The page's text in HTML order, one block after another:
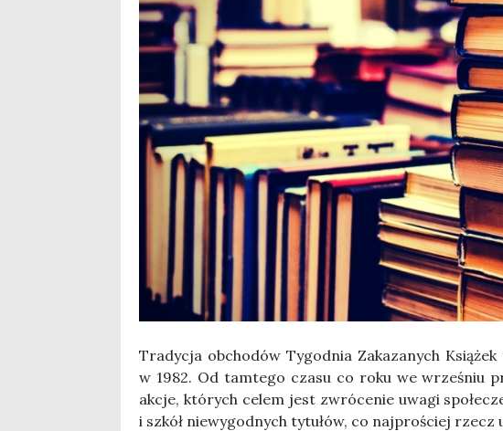
Tra­dy­cja obcho­dów Tygo­dnia Zaka­za­nych
w 1982. Od tam­te­go cza­su co roku we wrze­śniu
akcje, któ­rych celem jest zwró­ce­nie uwa­gi
i szkół nie­wy­god­nych tytu­łów, co naj­pro­ściej